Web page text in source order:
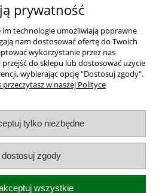
i koszt transportu
Moje konto
prywatność
im technologie umożliwiają poprawne
nam dostosować ofertę do Twoich
wykorzystanie przez nas
do sklepu lub dostosować użycie
wybierając opcję "Dostosuj zgody".
w naszej Polityce
tylko niezbędne
dostosuj zgody
wszystkie